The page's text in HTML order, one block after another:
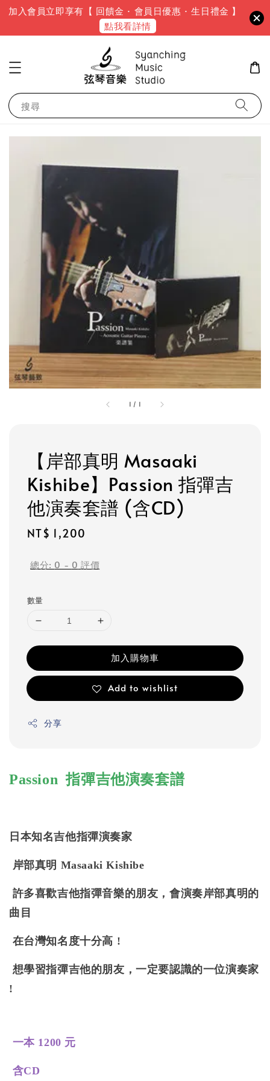
加入會員立即享有【 回饋金 · 會員日優惠 · 生日禮金 】
點我看詳情
搜尋
1 / 1
【岸部真明 Masaaki
Kishibe】Passion 指彈吉
他演奏套譜 (含CD)
Regular
NT$ 1,200
總分: 0 - 0 評價
數量
加入購物車
Add to wishlist
分享
Passion 指彈吉他演奏套譜
日本知名吉他指彈演奏家
岸部真明 Masaaki Kishibe
許多喜歡吉他指彈音樂的朋友，會演奏岸部真明的
曲目
在台灣知名度十分高 !
想學習指彈吉他的朋友，一定要認識的一位演奏家
!
一本 1200 元
含CD